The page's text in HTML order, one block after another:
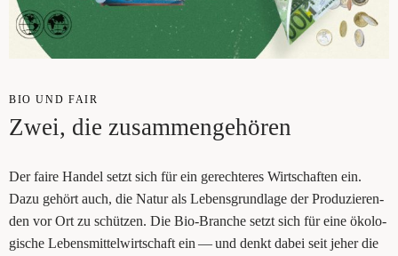
BIO UND FAIR
Zwei, die zusammengehören
Der fai­re Han­del setzt sich für ein gerech­te­res Wirt­schaf­ten ein.
Dazu gehört auch, die Natur als Lebens­grund­la­ge der Pro­du­zie­ren­
den vor Ort zu schüt­zen. Die Bio-Bran­che setzt sich für eine öko­lo­
gi­sche Lebens­mit­tel­wirt­schaft ein — und denkt dabei seit jeher die